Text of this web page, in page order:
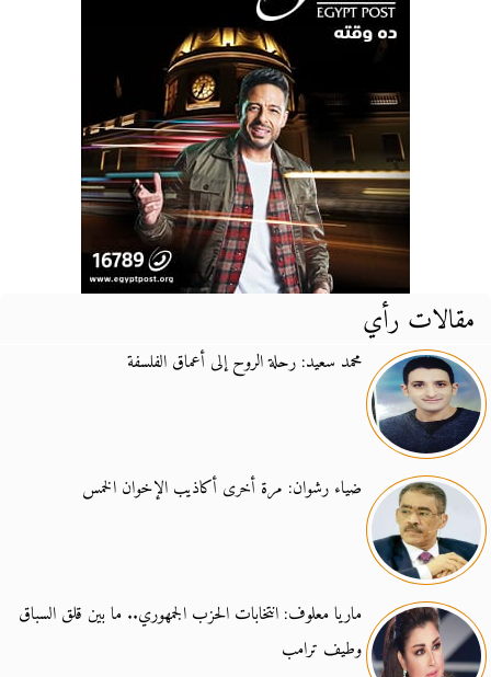
مقالات رأي
محمد سعيد: رحلة الروح إلى أعماق الفلسفة
ضياء رشوان: مرة أخرى أكاذيب الإخوان الخمس
ماريا معلوف: انتخابات الحزب الجمهوري.. ما بين قلق السباق
وطيف ترامب